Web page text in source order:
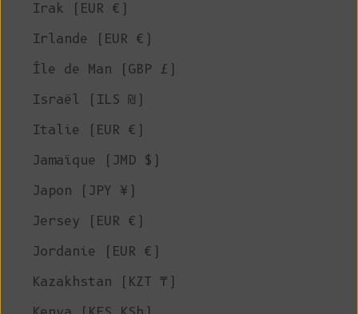
Irak (EUR €)
Irlande (EUR €)
Île de Man (GBP £)
Israël (ILS ₪)
Italie (EUR €)
Jamaïque (JMD $)
Japon (JPY ¥)
Jersey (EUR €)
Jordanie (EUR €)
Kazakhstan (KZT ₸)